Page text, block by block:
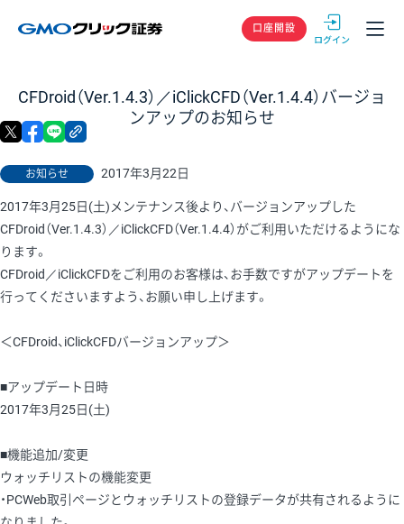
GMOクリック
口座開設
CFDroid（Ver.1.4.3）／iClickCFD（Ver.1.4.4）バージョ
ンアップのお知らせ
お知らせ 2017年3月22日
X facebook
2017年3月25日(土)メンテナンス後より、バージョンアップした
CFDroid（Ver.1.4.3）／iClickCFD（Ver.1.4.4）がご利用いただけるようにな
ります。
CFDroid／iClickCFDをご利用のお客様は、お手数ですがアップデートを
行ってくださいますよう、お願い申し上げます。
＜CFDroid、iClickCFDバージョンアップ＞
■アップデート日時
2017年3月25日(土)
■機能追加/変更
ウォッチリストの機能変更
・PCWeb取引ページとウォッチリストの登録データが共有されるように